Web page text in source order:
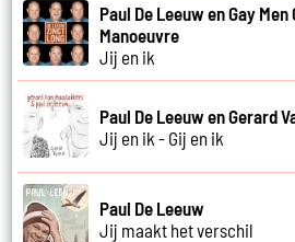
Paul De Leeuw en Gay Men
Manoeuvre
Jij en ik
Paul De Leeuw en Gerard
Jij en ik - Gij en ik
Paul De Leeuw
Jij maakt het verschil